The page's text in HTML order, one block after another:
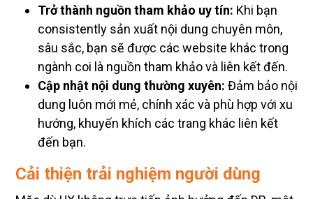
Trở thành nguồn tham khảo uy tín: Khi bạn
consistently sản xuất nội dung chuyên môn,
sâu sắc, bạn sẽ được các website khác trong
ngành coi là nguồn tham khảo và liên kết đến.
Cập nhật nội dung thường xuyên: Đảm bảo nội
dung luôn mới mẻ, chính xác và phù hợp với xu
hướng, khuyến khích các trang khác liên kết
đến bạn.
Cải thiện trải nghiệm người dùng